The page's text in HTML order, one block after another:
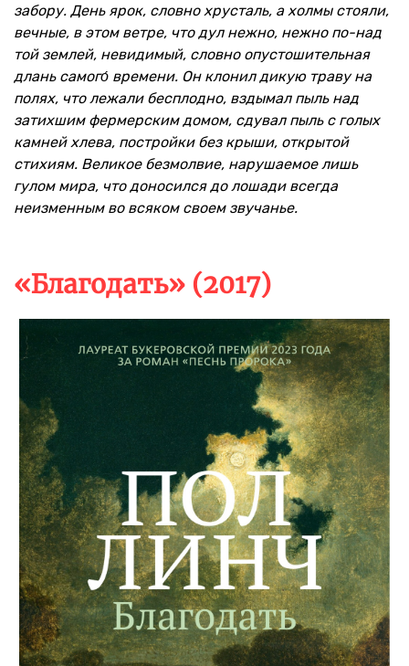
забору. День ярок, словно хрусталь, а холмы стояли,
вечные, в этом ветре, что дул нежно, нежно по-над
той землей, невидимый, словно опустошительная
длань самого́ времени. Он клонил дикую траву на
полях, что лежали бесплодно, вздымал пыль над
затихшим фермерским домом, сдувал пыль с голых
камней хлева, постройки без крыши, открытой
стихиям. Великое безмолвие, нарушаемое лишь
гулом мира, что доносился до лошади всегда
неизменным во всяком своем звучанье.
«Благодать» (2017)